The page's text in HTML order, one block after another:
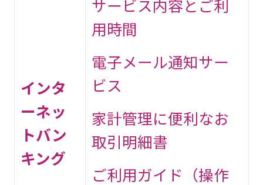
インタ
ーネッ
トバン
キング
サービス内容とご利
用時間
電子メール通知サー
ビス
家計管理に便利なお
取引明細書
ご利用ガイド（操作